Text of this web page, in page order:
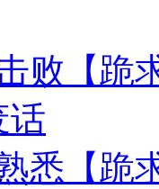
败【跪
话
悉【跪